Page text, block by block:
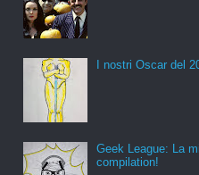
I nostri Oscar del
Geek League: La
compilation!